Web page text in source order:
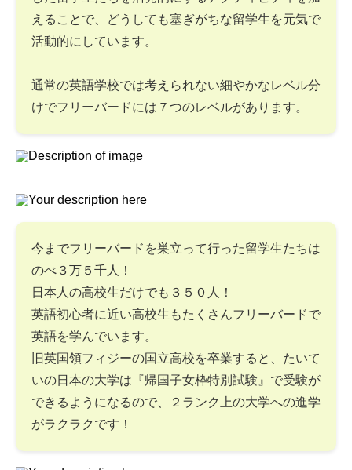
えることで、どうしても塞ぎがちな留学生を元気で
活動的にしています。
通常の英語学校では考えられない細やかなレベル分
けでフリーバードには７つのレベルがあります。
今までフリーバードを巣立って行った留学生たちは
のべ３万５千人！
日本人の高校生だけでも３５０人！
英語初心者に近い高校生もたくさんフリーバードで
英語を学んでいます。
旧英国領フィジーの国立高校を卒業すると、たいて
いの日本の大学は『帰国子女枠特別試験』で受験が
できるようになるので、２ランク上の大学への進学
がラクラクです！